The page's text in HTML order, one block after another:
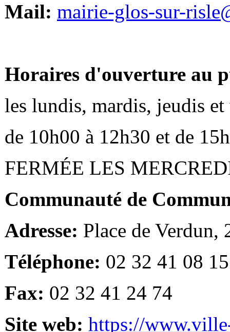
Mail: mairie-glos-sur-
Horaires d'ouverture au
les lundis, mardis, jeudis et
de 10h00 à 12h30 et de
FERMÉE LES
Communauté de
Adresse: Place de Verdun,
Téléphone: 02 32 41 08 15
Fax: 02 32 41 24 74
Site web: https://